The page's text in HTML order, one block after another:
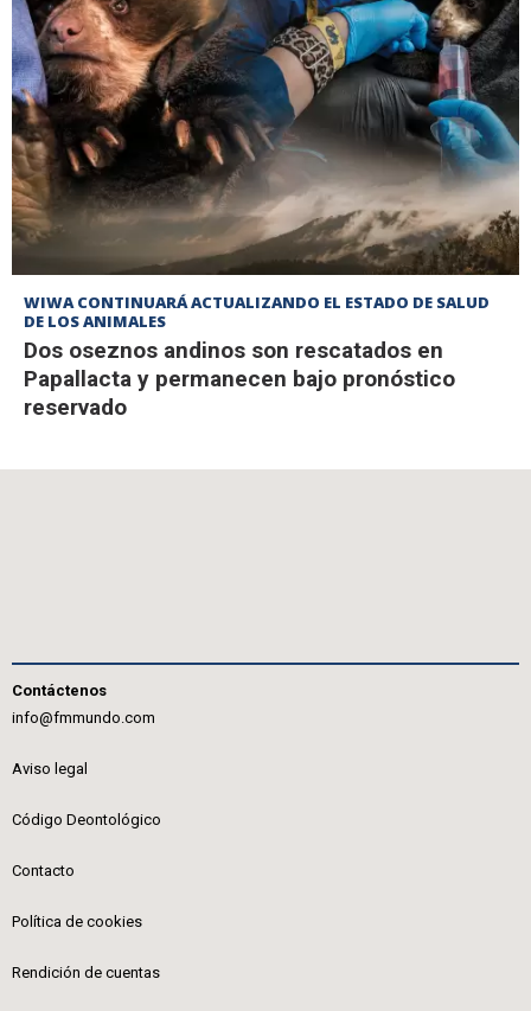
WIWA CONTINUARÁ ACTUALIZANDO EL ESTADO DE SALUD
DE LOS ANIMALES
Dos oseznos andinos son rescatados en
Papallacta y permanecen bajo pronóstico
reservado
Contáctenos
info@fmmundo.com
Aviso legal
Código Deontológico
Contacto
Política de cookies
Rendición de cuentas